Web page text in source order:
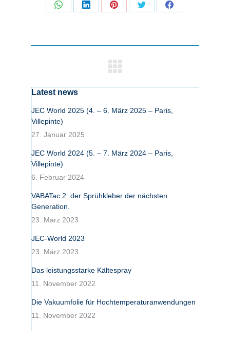
Share
Share
Share
Share
Share
Latest news
JEC World 2025 (4. – 6. März 2025 – Paris,
Villepinte)
27. Januar 2025
JEC World 2024 (5. – 7. März 2024 – Paris,
Villepinte)
6. Februar 2024
VABATac 2: der Sprühkleber der nächsten
Generation.
23. März 2023
JEC-World 2023
23. März 2023
Das leistungsstarke Kältespray
11. November 2022
Die Vakuumfolie für Hochtemperaturanwendungen
11. November 2022